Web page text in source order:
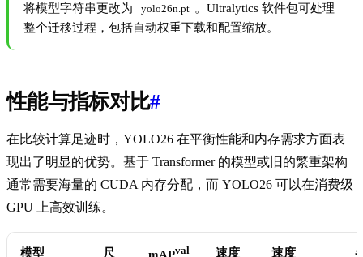
将模型字符串更改为
yolo26n.pt 。Ultralytics 软件包可处理
整个迁移过程，包括自动权重下载和配置缩放。
性能与指标对比#
在比较计算足迹时，YOLO26 在平衡性能和内存需求方面表
现出了明显的优势。基于 Transformer 的模型或旧的繁重架构
通常需要海量的 CUDA 内存分配，而 YOLO26 可以在消费级
GPU 上高效训练。
模型
尺
val
速度 速度